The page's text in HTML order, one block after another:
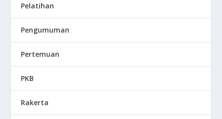
Pelatihan
Pengumuman
Pertemuan
PKB
Rakerta